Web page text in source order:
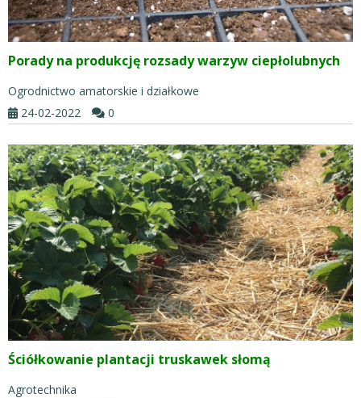
Porady na produkcję rozsady warzyw ciepłolubnych
Ogrodnictwo amatorskie i działkowe
24-02-2022
0
Ściółkowanie plantacji truskawek słomą
Agrotechnika